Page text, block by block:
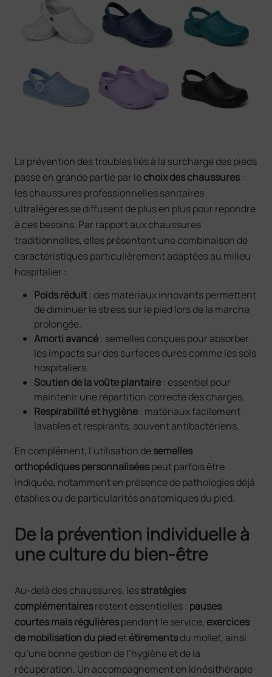
La prévention des troubles liés à la surcharge des pieds
passe en grande partie par lechoix des chaussures :
les chaussures professionnelles sanitaires
ultralégères se diffusent de plus en plus pour répondre
à ces besoins. Par rapport aux chaussures
traditionnelles, elles présentent une combinaison de
caractéristiques particulièrement adaptées au milieu
hospitalier :
Poids réduit: des matériaux innovants permettent
de diminuer le stress sur le pied lors de la marche
prolongée.
Amorti avancé : semelles conçues pour absorber
les impacts sur des surfaces dures comme les sols
hospitaliers.
Soutien de la voûte plantaire : essentiel pour
maintenir une répartition correcte des charges.
Respirabilité et hygiène : matériaux facilement
lavables et respirants, souvent antibactériens.
En complément, l’utilisation desemelles
orthopédiques personnaliséespeut parfois être
indiquée, notamment en présence de pathologies déjà
établies ou de particularités anatomiques du pied.
De la prévention individuelle à
une culture du bien-être
Au-delà des chaussures, lesstratégies
complémentairesrestent essentielles : pauses
courtes mais régulièrespendant le service, exercices
de mobilisation du piedetétirementsdu mollet, ainsi
qu’une bonne gestion de l’hygiène et de la
récupération. Un accompagnement en kinésithérapie